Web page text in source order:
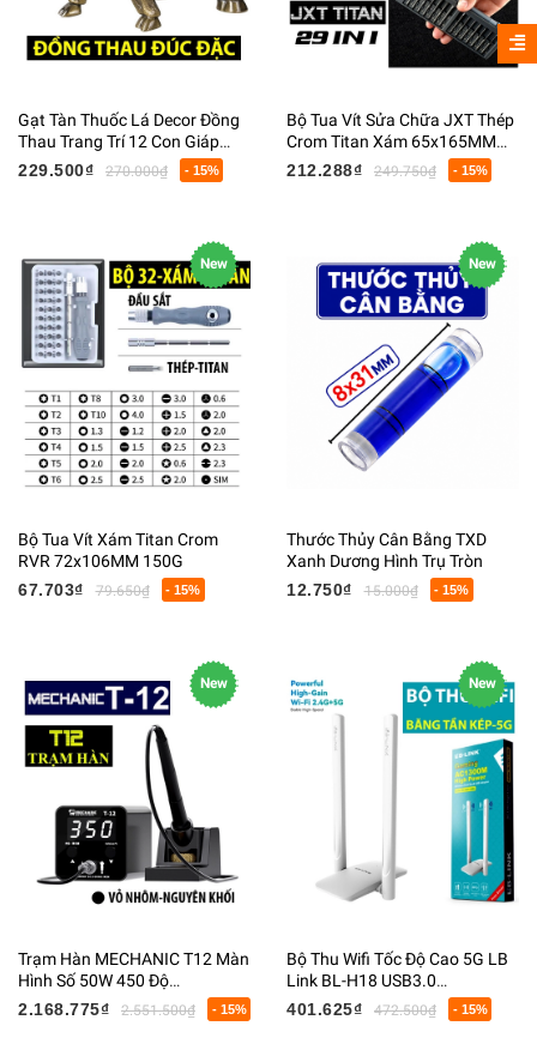
Gạt Tàn Thuốc Lá Decor Đồng
Thau Trang Trí 12 Con Giáp
15x20x28CM 800G
229.500₫ 270.000₫ - 15%
Bộ Tua Vít Sửa Chữa JXT Thép
Crom Titan Xám 65x165MM
213G
212.288₫ 249.750₫ - 15%
New
Bộ Tua Vít Xám Titan Crom
RVR 72x106MM 150G
67.703₫
79.650₫ - 15%
New
Thước Thủy Cân Bằng TXD
Xanh Dương Hình Trụ Tròn
12.750₫
15.000₫ - 15%
New
Trạm Hàn MECHANIC T12 Màn
Hình Số 50W 450 Độ
63x70x118MM 840G
2.168.775₫ 2.551.500₫ - 15%
New
Bộ Thu Wifi Tốc Độ Cao 5G LB
Link BL-H18 USB3.0
1300Mbps Phủ Sóng 300M
401.625₫ 472.500₫ - 15%